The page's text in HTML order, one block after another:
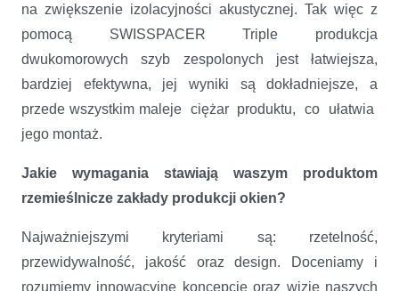
na zwiększenie izolacyjności akustycznej. Tak więc z
pomocą SWISSPACER Triple produkcja
dwukomorowych szyb zespolonych jest łatwiejsza,
bardziej efektywna, jej wyniki są dokładniejsze, a
przede wszystkim maleje ciężar produktu, co ułatwia
jego montaż.
Jakie wymagania stawiają waszym produktom
rzemieślnicze zakłady produkcji okien?
Najważniejszymi kryteriami są: rzetelność,
przewidywalność, jakość oraz design. Doceniamy i
rozumiemy innowacyjne koncepcje oraz wizje naszych